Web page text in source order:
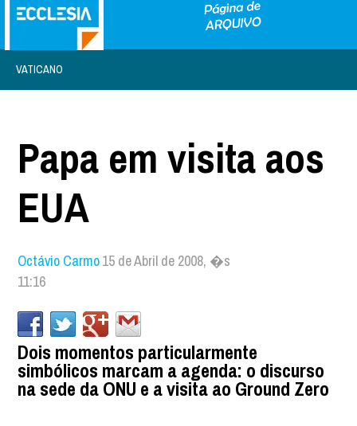
VATICANO
Papa em visita aos
EUA
Octávio Carmo15 de Abril de 2008, �s
11:16
Dois momentos particularmente
simbólicos marcam a agenda: o discurso
na sede da ONU e a visita ao Ground Zero